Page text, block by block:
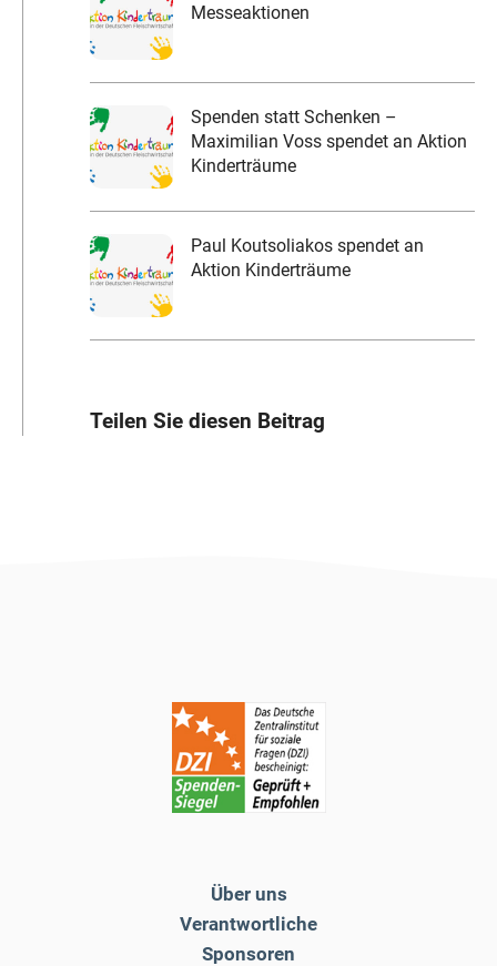
Messeaktionen
Spenden statt Schenken –
Maximilian Voss spendet an Aktion
Kinderträume
Paul Koutsoliakos spendet an
Aktion Kinderträume
Teilen Sie diesen Beitrag
Über uns
Verantwortliche
Sponsoren